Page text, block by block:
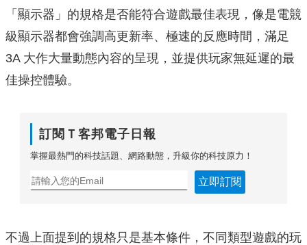
「顯示器」的規格是否能符合遊戲最佳表現，像是電競
級顯示器都會強調高更新率、極速的反應時間，滿足
3A 大作大量動態內容的呈現，並提供玩家無延遲的最
佳操控體驗。
訂閱Ｔ客邦電子日報
掌握最熱門的科技話題、網路動態，升級你的科技原力！
立即訂閱
不過上面提到的規格只是基本條件，不同類型遊戲的玩